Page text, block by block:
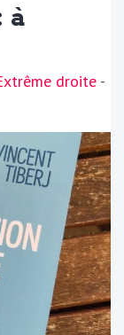
à
droite -